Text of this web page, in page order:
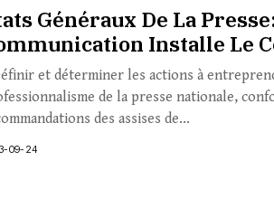
Généraux De La
Installe Le
et déterminer les actions à
de la presse nationale,
des assises de...
09-24